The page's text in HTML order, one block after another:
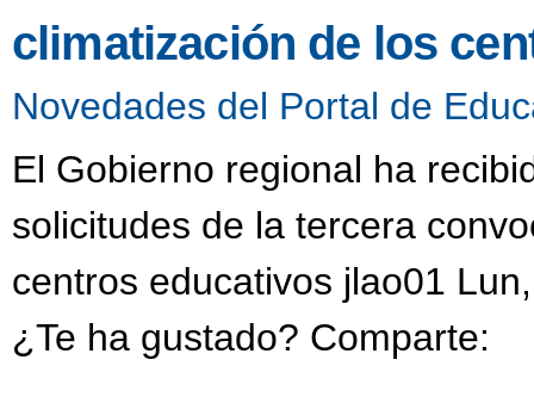
climatización de los
Novedades del Portal de
El Gobierno regional ha
solicitudes de la tercera
centros educativos jlao01
¿Te ha gustado? Comparte: